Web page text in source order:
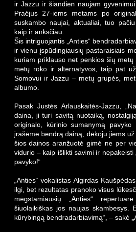
ir Jazzu ir šiandien naujam
Praėjus 27-iems metams po
suskambo naujai, aktualiai, tuo
kaip ir anksčiau.
Šis intriguojantis „Anties“
ir vienu įspūdingiausių pastaraisiais
kuriam priklauso net penkios šių
metų roko ir alternatyvos, taip pat
Somovui ir Jazzu – metų grupės,
albumo.
Pasak Justės Arlauskaitės-Jazzu,
daina, ji turi savitą nuotaiką,
originalo, kūrinio sumanymą pavyko
įrašėme bendrą dainą, dėkoju jiems
šios dainos aranžuotė gimė ne per
vidurio – kaip išlikti savimi ir
pavyko!“
„Anties“ vokalistas Algirdas
ilgi, bet rezultatas pranoko visus
mėgstamiausių „Anties“
šiuolaikiškas jos naujas
kūrybingą bendradarbiavimą“, – sakė